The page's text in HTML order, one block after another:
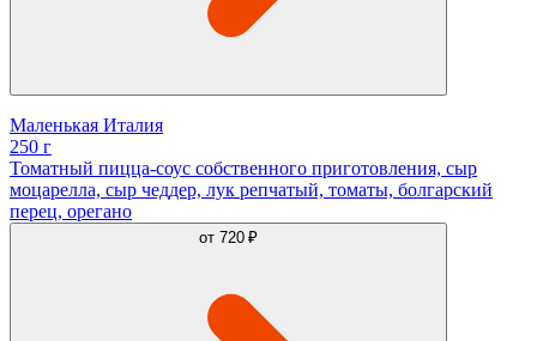
Маленькая Италия
250 г
Томатный пицца-соус собственного приготовления, сыр
моцарелла, сыр чеддер, лук репчатый, томаты, болгарский
перец, орегано
от 720 ₽